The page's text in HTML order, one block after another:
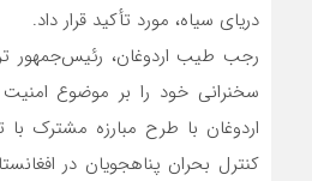
دریای سیاه، مورد تأکید قرار داد.
رجب طیب اردوغان، رئیس‌جمهور
سخنرانی خود را بر موضوع
اردوغان با طرح مبارزه مشترک با
کنترل بحران پناهجویان در